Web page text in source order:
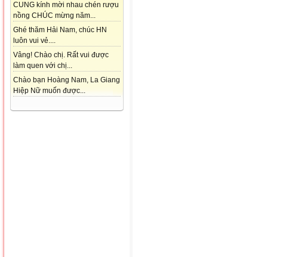
CUNG kính mời nhau chén rượu
nồng CHÚC mừng năm...
Ghé thăm Hải Nam, chúc HN
luôn vui vẻ....
Vâng! Chào chị. Rất vui được
làm quen với chị...
Chào bạn Hoàng Nam, La Giang
Hiệp Nữ muốn được...